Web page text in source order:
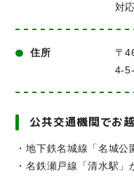
対
住所
〒
4-
公共交通機関でお
・地下鉄名城線「名城
・名鉄瀬戸線「清水駅」